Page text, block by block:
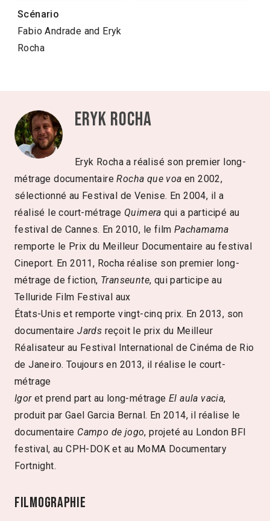
Scénario
Fabio Andrade and Eryk
Rocha
Eryk Rocha
Eryk Rocha a réalisé son premier long-
métrage documentaireRocha que voaen 2002,
sélectionné au Festival de Venise. En 2004, il a
réalisé le court-métrage Quimera qui a participé au
festival de Cannes. En 2010, le film Pachamama
remporte le Prix du Meilleur Documentaire au festival
Cineport. En 2011, Rocha réalise son premier long-
métrage de fiction, Transeunte, qui participe au
Telluride Film Festival aux
États-Unis et remporte vingt-cinq prix. En 2013, son
documentaireJards reçoit le prix du Meilleur
Réalisateur au Festival International de Cinéma de Rio
de Janeiro. Toujours en 2013, il réalise le court-
métrage
Igoret prend part au long-métrageEl aula vacia,
produit par Gael Garcia Bernal. En 2014, il réalise le
documentaire Campo de jogo, projeté au London BFI
festival, au CPH-DOK et au MoMA Documentary
Fortnight.
Filmographie